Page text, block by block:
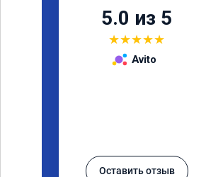
5.0 из 5
★★★★★
Avito
Оставить отзыв